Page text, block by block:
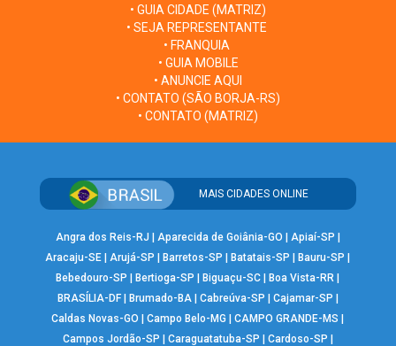
• GUIA CIDADE (MATRIZ)
• SEJA REPRESENTANTE
• FRANQUIA
• GUIA MOBILE
• ANUNCIE AQUI
• CONTATO (SÃO BORJA-RS)
• CONTATO (MATRIZ)
MAIS CIDADES ONLINE
Angra dos Reis-RJ | Aparecida de Goiânia-GO | Apiaí-SP |
Aracaju-SE | Arujá-SP |Barretos-SP |Batatais-SP |Bauru-SP |
Bebedouro-SP |Bertioga-SP |Biguaçu-SC |Boa Vista-RR |
BRASÍLIA-DF| Brumado-BA| Cabreúva-SP | Cajamar-SP |
Caldas Novas-GO |Campo Belo-MG |CAMPO GRANDE-MS |
Campos Jordão-SP | Caraguatatuba-SP | Cardoso-SP |